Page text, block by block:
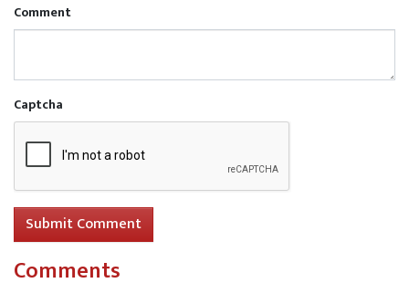
Comment
Captcha
Submit Comment
Comments